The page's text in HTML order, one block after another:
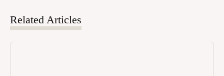
Related Articles